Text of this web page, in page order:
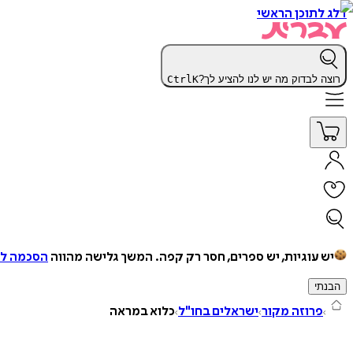
דלג לתוכן הראשי
רוצה לבדוק מה יש לנו להציע לך? CtrlK
יש עוגיות, יש ספרים, חסר רק קפה. המשך גלישה מהווה הסכמה
הבנתי
פרוזה מקור ישראלים בחו"ל כלוא במראה